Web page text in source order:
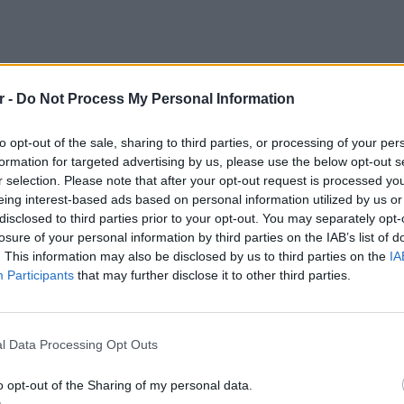
- Do Not Process My Personal Information
opt-out of the sale, sharing to third parties, or processing of your
for targeted advertising by us, please use the below opt-out
selection. Please note that after your opt-out request is processed
interest-based ads based on personal information utilized by us
to third parties prior to your opt-out. You may separately
of your personal information by third parties on the IAB’s list of
This information may also be disclosed by us to third parties on the
Participants that may further disclose it to other third parties.
Data Processing Opt Outs
opt-out of the Sharing of my personal data.
έντασης» επεισόδιο Ελ Νίνιο –
Μάιο έως Ιούλιο
Οργανισμός Μετεωρολογίας
επεισοδίου El Niño είναι όλο και
του 2026, με συνέπειες για τις
σε παγκόσμια κλίμακα.
στοιχείων της υπηρεσίας